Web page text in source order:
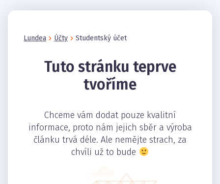
Lundea Účty Studentský účet
Tuto stránku teprve
tvoříme
Chceme vám dodat pouze kvalitní
informace, proto nám jejich sběr a výroba
článku trvá déle. Ale nemějte strach, za
chvíli už to bude